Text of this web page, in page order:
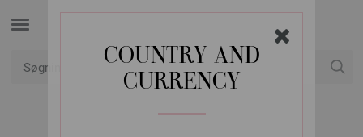
COUNTRY AND
CURRENCY